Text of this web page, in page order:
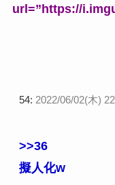
url=”https://
54: 2022/06/02(木)
>>36
擬人化w